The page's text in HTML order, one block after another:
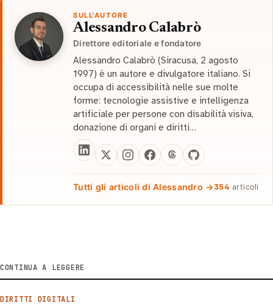
SULL'AUTORE
Alessandro Calabrò
Direttore editoriale e fondatore
Alessandro Calabrò (Siracusa, 2 agosto
1997) è un autore e divulgatore italiano. Si
occupa di accessibilità nelle sue molte
forme: tecnologie assistive e intelligenza
artificiale per persone con disabilità visiva,
donazione di organi e diritti…
Tutti gli articoli di Alessandro →354 articoli
CONTINUA A LEGGERE
DIRITTI DIGITALI